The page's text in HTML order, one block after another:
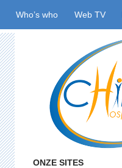
Who’s who Web TV
ONZE SITES